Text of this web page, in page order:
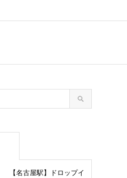
【名古屋駅】ドロップイ